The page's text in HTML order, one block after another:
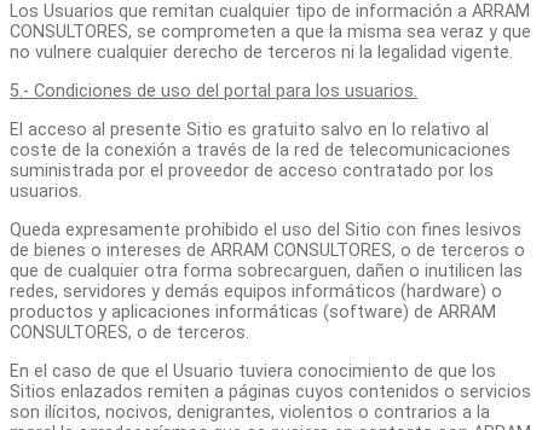
Los Usuarios que remitan cualquier tipo de información a ARRAM
CONSULTORES, se comprometen a que la misma sea veraz y que
no vulnere cualquier derecho de terceros ni la legalidad vigente.
5.- Condiciones de uso del portal para los usuarios.
El acceso al presente Sitio es gratuito salvo en lo relativo al
coste de la conexión a través de la red de telecomunicaciones
suministrada por el proveedor de acceso contratado por los
usuarios.
Queda expresamente prohibido el uso del Sitio con fines lesivos
de bienes o intereses de ARRAM CONSULTORES, o de terceros o
que de cualquier otra forma sobrecarguen, dañen o inutilicen las
redes, servidores y demás equipos informáticos (hardware) o
productos y aplicaciones informáticas (software) de ARRAM
CONSULTORES, o de terceros.
En el caso de que el Usuario tuviera conocimiento de que los
Sitios enlazados remiten a páginas cuyos contenidos o servicios
son ilícitos, nocivos, denigrantes, violentos o contrarios a la